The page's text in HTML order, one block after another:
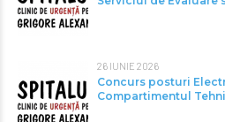
26 IUNIE 2026
Concurs posturi
Compartimentul